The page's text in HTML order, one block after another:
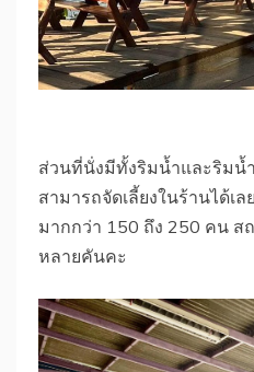
ส่วนที่นั่งมีทั้งริมน้ำและริมน้
สามารถจัดเลี้ยงในร้านได้เ
มากกว่า 150 ถึง 250 คน ส
หลายคันคะ